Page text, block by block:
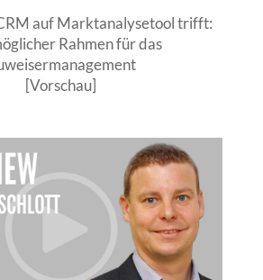
auf Marktanalysetool trifft:
Rahmen für das
[Vorschau]